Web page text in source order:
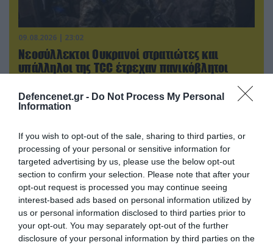
Defencenet.gr - Do Not Process My Personal
Information
If you wish to opt-out of the sale, sharing to third parties, or
processing of your personal or sensitive information for
targeted advertising by us, please use the below opt-out
section to confirm your selection. Please note that after your
opt-out request is processed you may continue seeing
interest-based ads based on personal information utilized by
us or personal information disclosed to third parties prior to
your opt-out. You may separately opt-out of the further
disclosure of your personal information by third parties on the
09.08.2026 | 23:02
Νεοσύλλεκτοι Ουκρανοί στρατιώτες και
υπάλληλοι της TCC έτρεχαν πανικόβλητοι